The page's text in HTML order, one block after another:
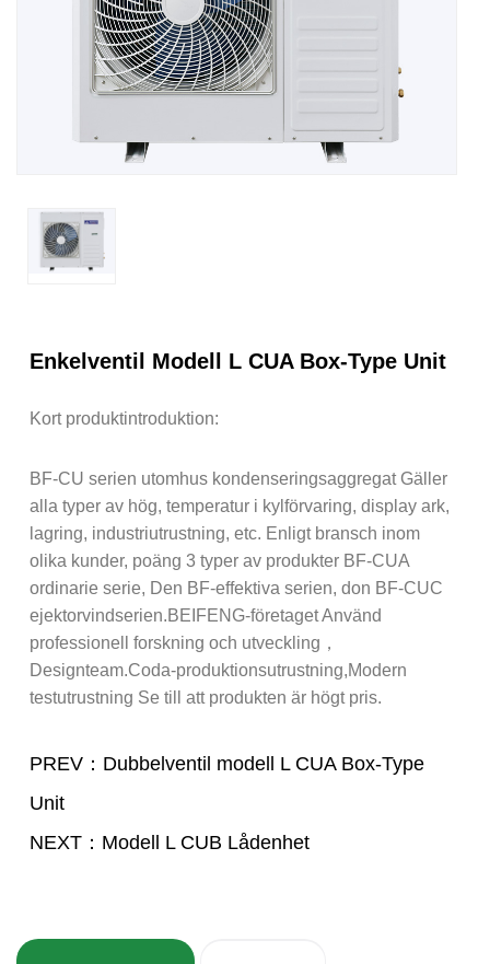
Enkelventil Modell L CUA Box-Type Unit
Kort produktintroduktion:
BF-CU serien utomhus kondenseringsaggregat Gäller
alla typer av hög, temperatur i kylförvaring, display ark,
lagring, industriutrustning, etc. Enligt bransch inom
olika kunder, poäng 3 typer av produkter BF-CUA
ordinarie serie, Den BF-effektiva serien, don BF-CUC
ejektorvindserien.BEIFENG-företaget Använd
professionell forskning och utveckling，
Designteam.Coda-produktionsutrustning,Modern
testutrustning Se till att produkten är högt pris.
PREV：Dubbelventil modell L CUA Box-Type
Unit
NEXT：Modell L CUB Lådenhet